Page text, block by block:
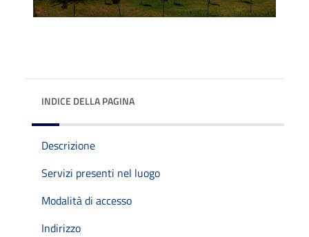
INDICE DELLA PAGINA
Descrizione
Servizi presenti nel luogo
Modalità di accesso
Indirizzo